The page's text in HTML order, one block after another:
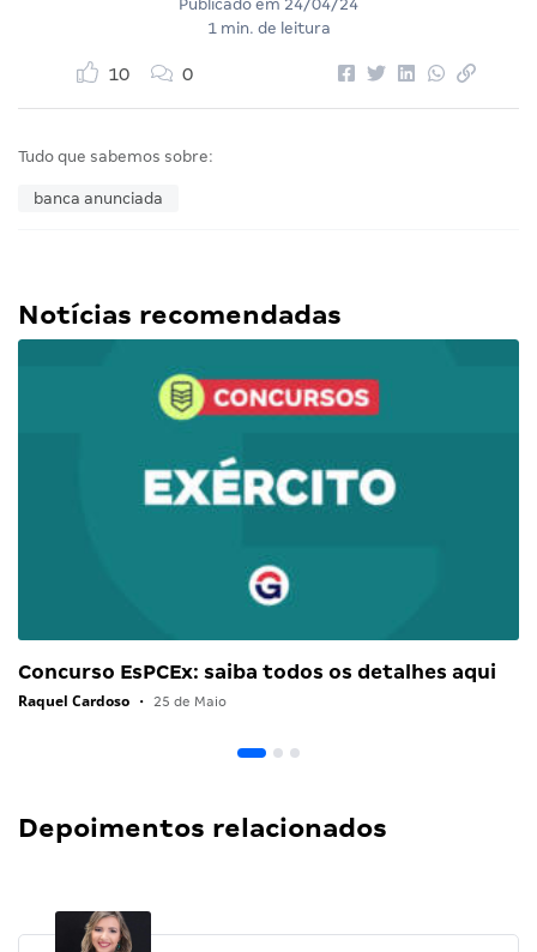
Publicado em 24/04/24
1 min. de leitura
10 0
Tudo que sabemos sobre:
banca anunciada
Notícias recomendadas
Concurso EsPCEx: saiba todos os detalhes aqui
Raquel Cardoso • 25 de Maio
Depoimentos relacionados